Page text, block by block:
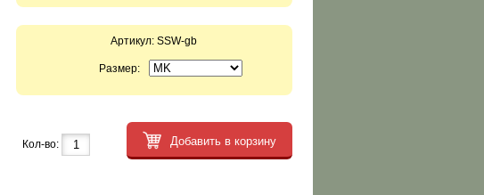
Артикул: SSW-gb
Размер:
Кол-во: Добавить в корзину